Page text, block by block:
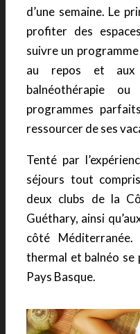
d’une semaine. Le
profiter des
suivre un
au repos et aux
balnéothérapie
programmes
ressourcer de ses
Tenté par
séjours tout
deux clubs de la
Guéthary, ainsi
côté
thermal et balnéo se
Pays Basque.